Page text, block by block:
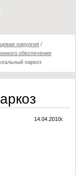
хирургия /
обеспечения
наркоз
14.04.2010г.